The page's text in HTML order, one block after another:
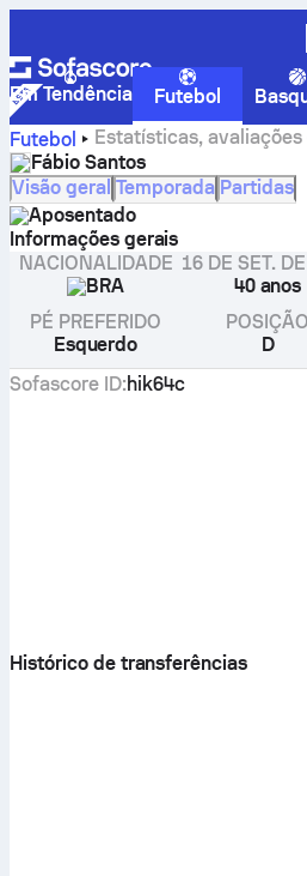
Em Tendência Futebol
Futebol
Estatísticas,
Fábio Santos
Visão geral Temporada Partidas
Aposentado
Informações gerais
NACIONALIDADE
BRA
16 DE SET.
40 anos
PÉ PREFERIDO
Esquerdo
POSIÇÃO
D
Sofascore ID:hik64c
Histórico de transferências